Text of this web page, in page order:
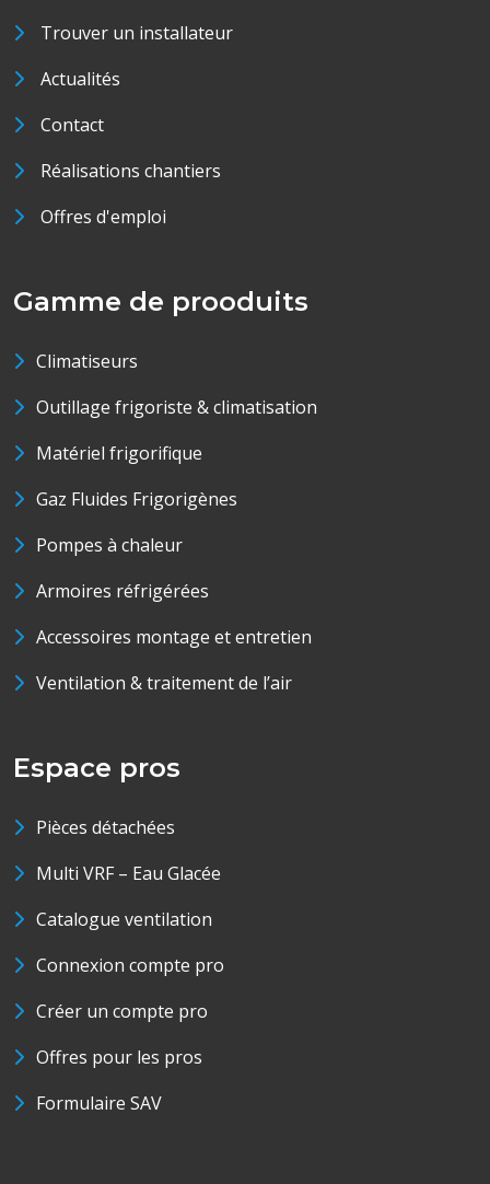
Trouver un installateur
Actualités
Contact
Réalisations chantiers
Offres d'emploi
Gamme de prooduits
Climatiseurs
Outillage frigoriste & climatisation
Matériel frigorifique
Gaz Fluides Frigorigènes
Pompes à chaleur
Armoires réfrigérées
Accessoires montage et entretien
Ventilation & traitement de l’air
Espace pros
Pièces détachées
Multi VRF – Eau Glacée
Catalogue ventilation
Connexion compte pro
Créer un compte pro
Offres pour les pros
Formulaire SAV